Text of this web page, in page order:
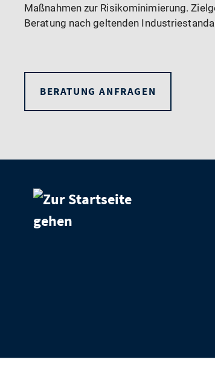
Maßnahmen zur Risikominimierung.
Beratung nach geltenden
BERATUNG ANFRAGEN